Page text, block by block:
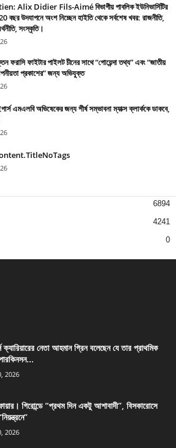
Alix Didier Fils-Aimé বিভাগীয় পাবলিক ইউনিভার্সিটির
বছর উদযাপনে অংশ নিচ্ছেন হাইতি থেকে সর্বশেষ খবর: রাজনীতি,
সংস্কৃতি।
ফরাসি ফাইটার পাইলট চীনের সাথে “গোয়েন্দা তথ্য” এবং “জাতীয়
প্রকাশের” জন্য অভিযুক্ত
এমএলবি অভিষেকের জন্য শীর্ষ সম্ভাবনা ম্যাক্স ক্লার্ককে ডাকবে,
6894
4241
0
ক্যারিয়ারের নেতা আহমান গ্রিন বলেছেন যে তার প্রাথমিক
2026
গিরোন্ডে “প্রথম দিন একটু আশাবাদী”, বিসকারোসে
2026